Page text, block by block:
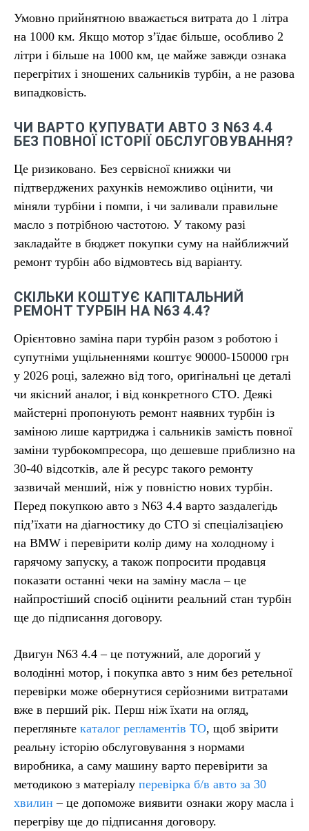
Умовно прийнятною вважається витрата до 1 літра
на 1000 км. Якщо мотор зʼїдає більше, особливо 2
літри і більше на 1000 км, це майже завжди ознака
перегрітих і зношених сальників турбін, а не разова
випадковість.
ЧИ ВАРТО КУПУВАТИ АВТО З N63 4.4
БЕЗ ПОВНОЇ ІСТОРІЇ ОБСЛУГОВУВАННЯ?
Це ризиковано. Без сервісної книжки чи
підтверджених рахунків неможливо оцінити, чи
міняли турбіни і помпи, і чи заливали правильне
масло з потрібною частотою. У такому разі
закладайте в бюджет покупки суму на найближчий
ремонт турбін або відмовтесь від варіанту.
СКІЛЬКИ КОШТУЄ КАПІТАЛЬНИЙ
РЕМОНТ ТУРБІН НА N63 4.4?
Орієнтовно заміна пари турбін разом з роботою і
супутніми ущільненнями коштує 90000-150000 грн
у 2026 році, залежно від того, оригінальні це деталі
чи якісний аналог, і від конкретного СТО. Деякі
майстерні пропонують ремонт наявних турбін із
заміною лише картриджа і сальників замість повної
заміни турбокомпресора, що дешевше приблизно на
30-40 відсотків, але й ресурс такого ремонту
зазвичай менший, ніж у повністю нових турбін.
Перед покупкою авто з N63 4.4 варто заздалегідь
під’їхати на діагностику до СТО зі спеціалізацією
на BMW і перевірити колір диму на холодному і
гарячому запуску, а також попросити продавця
показати останні чеки на заміну масла – це
найпростіший спосіб оцінити реальний стан турбін
ще до підписання договору.
Двигун N63 4.4 – це потужний, але дорогий у
володінні мотор, і покупка авто з ним без ретельної
перевірки може обернутися серйозними витратами
вже в перший рік. Перш ніж їхати на огляд,
перегляньте каталог регламентів ТО, щоб звірити
реальну історію обслуговування з нормами
виробника, а саму машину варто перевірити за
методикою з матеріалу перевірка б/в авто за 30
хвилин – це допоможе виявити ознаки жору масла і
перегріву ще до підписання договору.